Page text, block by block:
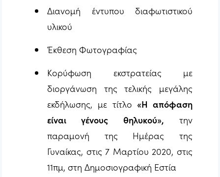
Διανομή έντυπου διαφωτιστικού
υλικού
Έκθεση Φωτογραφίας
Κορύφωση εκστρατείας με
διοργάνωση της τελικής μεγάλης
εκδήλωσης, με τίτλο «Η απόφαση
είναι γένους θηλυκού», την
παραμονή της Ημέρας της
Γυναίκας, στις 7 Μαρτίου 2020, στις
11πμ, στη Δημοσιογραφική Εστία